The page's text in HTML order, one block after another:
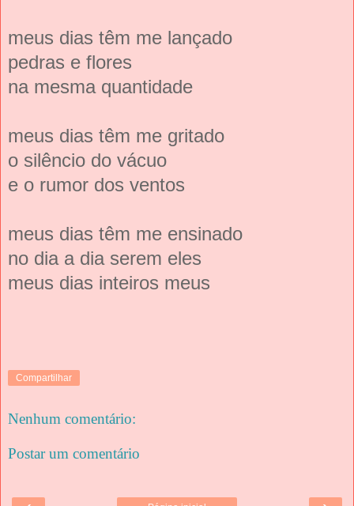
meus dias têm me lançado
pedras e flores
na mesma quantidade
meus dias têm me gritado
o silêncio do vácuo
e o rumor dos ventos
meus dias têm me ensinado
no dia a dia serem eles
meus dias inteiros meus
Compartilhar
Nenhum comentário:
Postar um comentário